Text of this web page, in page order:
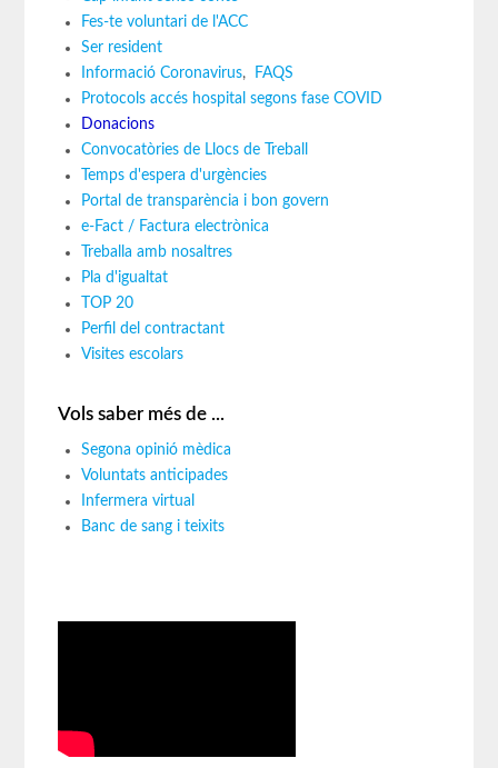
Fes-te voluntari de l'ACC
Ser resident
Informació Coronavirus,
FAQS
Protocols accés hospital segons fase COVID
Donacions
Convocatòries de Llocs de Treball
Temps d'espera d'urgències
Portal de transparència i bon govern
e-Fact / Factura electrònica
Treballa amb nosaltres
Pla d'igualtat
TOP 20
Perfil del contractant
Visites escolars
Vols saber més de ...
Segona opinió mèdica
Voluntats anticipades
Infermera virtual
Banc de sang i teixits